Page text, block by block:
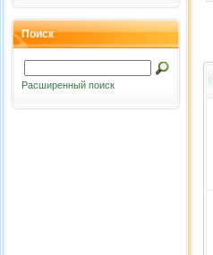
Поиск
Расширенный поиск